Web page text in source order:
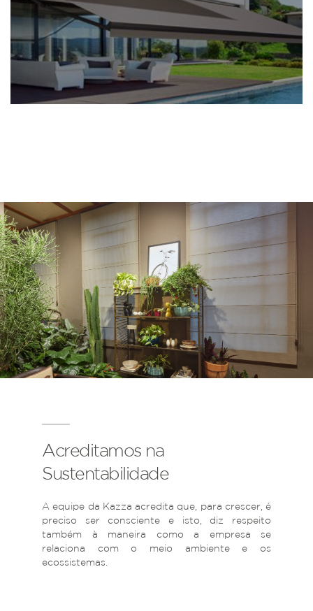
Acreditamos na
Sustentabilidade
A equipe da Kazza acredita que, para crescer, é
preciso ser consciente e isto, diz respeito
também à maneira como a empresa se
relaciona com o meio ambiente e os
ecossistemas.